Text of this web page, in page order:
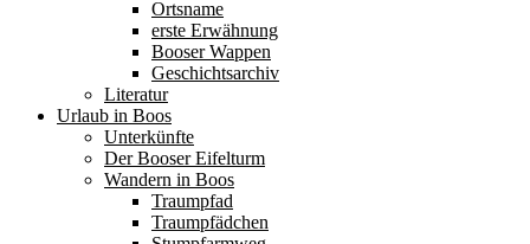
Ortsname
erste Erwähnung
Booser Wappen
Geschichtsarchiv
Literatur
Urlaub in Boos
Unterkünfte
Der Booser Eifelturm
Wandern in Boos
Traumpfad
Traumpfädchen